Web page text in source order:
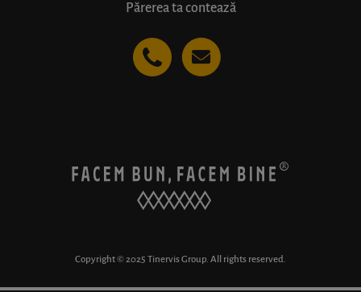
Părerea ta contează
Copyright © 2025 Tinervis Group. All rights reserved.